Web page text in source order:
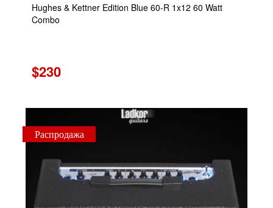
Hughes & Kettner Edition Blue 60-R 1x12 60 Watt
Combo
$230
Распродажа